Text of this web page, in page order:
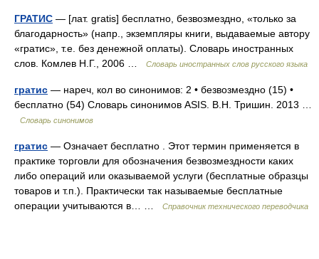
ГРАТИС — [лат. gratis] бесплатно, безвозмездно, «только за
благодарность» (напр., экземпляры книги, выдаваемые автору
«гратис», т.е. без денежной оплаты). Словарь иностранных
слов. Комлев Н.Г., 2006 …
Словарь иностранных слов русского языка
гратис — нареч, кол во синонимов: 2 • безвозмездно (15) •
бесплатно (54) Словарь синонимов ASIS. В.Н. Тришин. 2013 …
Словарь синонимов
гратис — Означает бесплатно . Этот термин применяется в
практике торговли для обозначения безвозмездности каких
либо операций или оказываемой услуги (бесплатные образцы
товаров и т.п.). Практически так называемые бесплатные
операции учитываются в… …
Справочник технического переводчика